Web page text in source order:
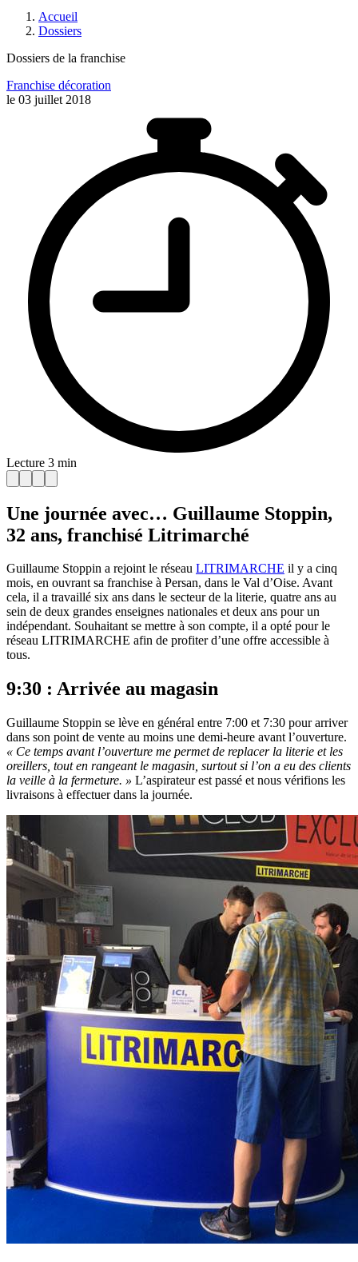
Accueil
Dossiers
Dossiers de la franchise
Franchise décoration
le 03 juillet 2018
Lecture 3 min
Une journée avec… Guillaume Stoppin,
32 ans, franchisé Litrimarché
Guillaume Stoppin a rejoint le réseau LITRIMARCHE il y a cinq
mois, en ouvrant sa franchise à Persan, dans le Val d’Oise. Avant
cela, il a travaillé six ans dans le secteur de la literie, quatre ans au
sein de deux grandes enseignes nationales et deux ans pour un
indépendant. Souhaitant se mettre à son compte, il a opté pour le
réseau LITRIMARCHE afin de profiter d’une offre accessible à
tous.
9:30 : Arrivée au magasin
Guillaume Stoppin se lève en général entre 7:00 et 7:30 pour arriver
dans son point de vente au moins une demi-heure avant l’ouverture.
« Ce temps avant l’ouverture me permet de replacer la literie et les
oreillers, tout en rangeant le magasin, surtout si l’on a eu des clients
la veille à la fermeture. » L’aspirateur est passé et nous vérifions les
livraisons à effectuer dans la journée.